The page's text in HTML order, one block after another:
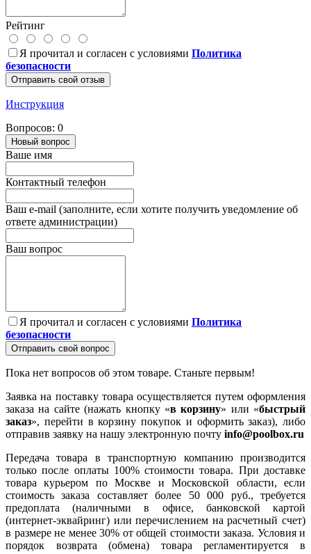
Рейтинг
Я прочитал и согласен с условиями Политика
безопасности
Отправить свой отзыв
Инструкция
Вопросов: 0
Новый вопрос
Ваше имя
Контактный телефон
Ваш e-mail (заполните, если хотите получить уведомление об
ответе администрации)
Ваш вопрос
Я прочитал и согласен с условиями Политика
безопасности
Отправить свой вопрос
Пока нет вопросов об этом товаре. Станьте первым!
Заявка на поставку товара осуществляется путем оформления
заказа на сайте (нажать кнопку «в корзину» или «быстрый
заказ», перейти в корзину покупок и оформить заказ), либо
отправив заявку на нашу электронную почту info@poolbox.ru
Передача товара в транспортную компанию производится
только после оплаты 100% стоимости товара. При доставке
товара курьером по Москве и Московской области, если
стоимость заказа составляет более 50 000 руб., требуется
предоплата (наличными в офисе, банковской картой
(интернет-эквайринг) или перечислением на расчетный счет)
в размере не менее 30% от общей стоимости заказа. Условия и
порядок возврата (обмена) товара регламентируется в